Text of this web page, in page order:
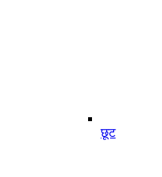
छूट